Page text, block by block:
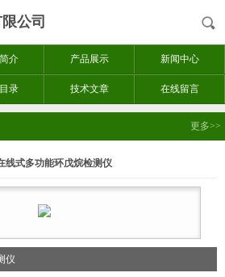
公司
介 产品展示 新闻中心
录 技术文章 在线留言
更多>>
线式多功能环戊烷检测仪
仪